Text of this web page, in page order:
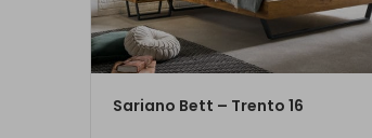
Sariano Bett – Trento 16